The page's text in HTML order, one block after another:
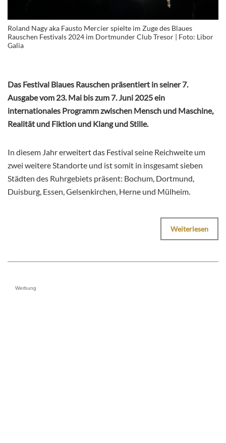
Roland Nagy aka Fausto Mercier spielte im Zuge des Blaues
Rauschen Festivals 2024 im Dortmunder Club Tresor | Foto: Libor
Galia
Das Festival Blaues Rauschen präsentiert in seiner 7.
Ausgabe vom 23. Mai bis zum 7. Juni 2025 ein
internationales Programm zwischen Mensch und Maschine,
Realität und Fiktion und Klang und Stille.
In diesem Jahr erweitert das Festival seine Reichweite um
zwei weitere Standorte und ist somit in insgesamt sieben
Städten des Ruhrgebiets präsent: Bochum, Dortmund,
Duisburg, Essen, Gelsenkirchen, Herne und Mülheim.
Weiterlesen
Werbung